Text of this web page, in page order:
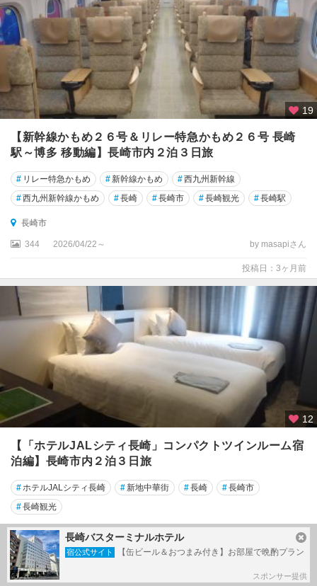
19
【新幹線かもめ２６号＆リレー特急かもめ２６号 長崎
駅～博多 移動編】長崎市内２泊３日旅
# リレー特急かもめ #新幹線かもめ #西九州新幹線
#西九州新幹線かもめ #長崎 #長崎市 #長崎観光 #長崎駅
長崎市
344 2026/04/22～ by masapiさん
投稿日：3ヶ月前
12
【「ホテルJALシティ長崎」コンパクトツインルーム宿
泊編】長崎市内２泊３日旅
# ホテルJALシティ長崎 #新地中華街 #長崎 #長崎市
#長崎観光
長崎市
194 2026/04/21～ by masapiさん
投稿日：3ヶ月前
長崎バスターミナルホテル
宿公式サイト 【缶ビール＆おつまみ付き】お部屋で晩酌プラン
スポンサー提供